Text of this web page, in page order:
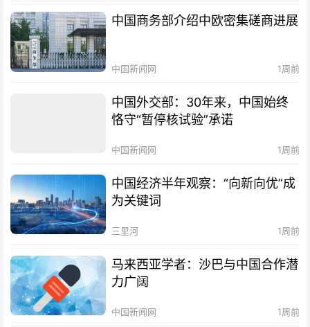
中国商务部介绍中欧密集磋商进展
中国新闻网 1周前
中国外交部：30年来，中国始终
恪守“暂停核试验”承诺
中国新闻网 1周前
中国经济半年观察：“向新向优”成
为关键词
三里河 1周前
马来西亚学者：沙巴与中国合作潜
力广阔
中国新闻网 1周前